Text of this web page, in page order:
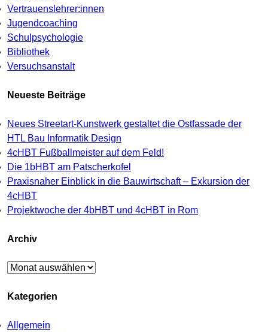
Vertrauenslehrer:innen
Jugendcoaching
Schulpsychologie
Bibliothek
Versuchsanstalt
Neueste Beiträge
Neues Streetart-Kunstwerk gestaltet die Ostfassade der
HTL Bau Informatik Design
4cHBT Fußballmeister auf dem Feld!
Die 1bHBT am Patscherkofel
Praxisnaher Einblick in die Bauwirtschaft – Exkursion der
4cHBT
Projektwoche der 4bHBT und 4cHBT in Rom
Archiv
Archiv
Kategorien
Allgemein